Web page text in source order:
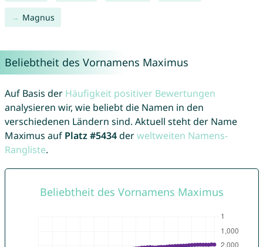
Magnus
Beliebtheit des Vornamens Maximus
Auf Basis der Häufigkeit positiver Bewertungen
analysieren wir, wie beliebt die Namen in den
verschiedenen Ländern sind. Aktuell steht der Name
Maximus auf Platz #5434derweltweiten Namens-
Rangliste.